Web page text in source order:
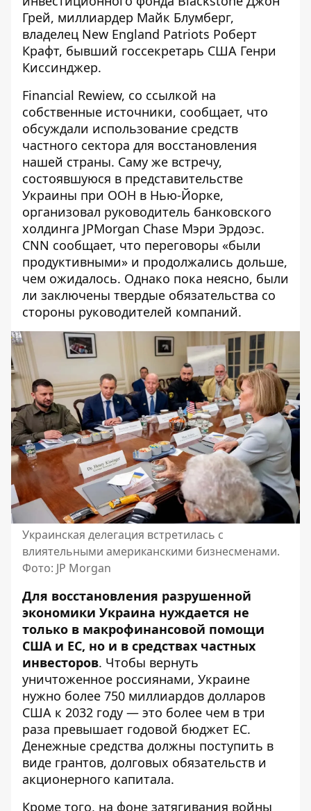
Грей, миллиардер Майк Блумберг,
владелец New England Patriots Роберт
Крафт, бывший госсекретарь США Генри
Киссинджер.
Financial Rewiew, со ссылкой на
собственные источники, сообщает, что
обсуждали использование средств
частного сектора для восстановления
нашей страны. Саму же встречу,
состоявшуюся в представительстве
Украины при ООН в Нью-Йорке,
организовал руководитель банковского
холдинга JPMorgan Chase Мэри Эрдоэс.
CNN сообщает, что переговоры «были
продуктивными» и продолжались дольше,
чем ожидалось. Однако пока неясно, были
ли заключены твердые обязательства со
стороны руководителей компаний.
Украинская делегация встретилась с
влиятельными американскими бизнесменами.
Фото: JP Morgan
Для восстановления разрушенной
экономики Украина нуждается не
только в макрофинансовой помощи
США и ЕС, но и в средствах частных
инвесторов. Чтобы вернуть
уничтоженное россиянами, Украине
нужно более 750 миллиардов долларов
США к 2032 году — это более чем в три
раза превышает годовой бюджет ЕС.
Денежные средства должны поступить в
виде грантов, долговых обязательств и
акционерного капитала.
Кроме того, на фоне затягивания войны